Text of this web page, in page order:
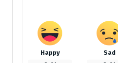
Happy Sad